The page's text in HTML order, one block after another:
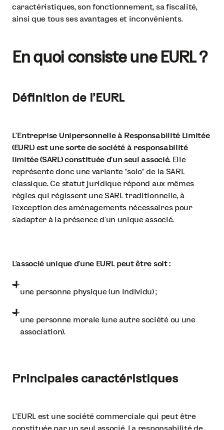
caractéristiques, son fonctionnement, sa fiscalité,
ainsi que tous ses avantages et inconvénients.
En quoi consiste une EURL ?
Définition de l'EURL
L'Entreprise Unipersonnelle à Responsabilité Limitée
(EURL) est une sorte de société à responsabilité
limitée (SARL) constituée d'un seul associé.Elle
représente donc une variante "solo" de la SARL
classique. Ce statut juridique répond aux mêmes
règles qui régissent une SARL traditionnelle, à
l'exception des aménagements nécessaires pour
s'adapter à la présence d'un unique associé.
L'associé unique d'une EURL peut être soit :
une personne physique (un individu) ;
une personne morale (une autre société ou une
association).
Principales caractéristiques
L'EURL est une société commerciale qui peut être